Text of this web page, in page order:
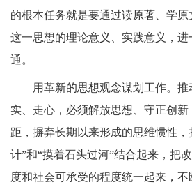
的根本任务就是要通过读原著、学
这一思想的理论意义、实践意义，
通。
用革新的思想观念谋划工作。
实、走心，必须解放思想、守正创
距，摒弃长期以来形成的思维惯性，
计”和“摸着石头过河”结合起来，把
度和社会可承受的程度统一起来，不